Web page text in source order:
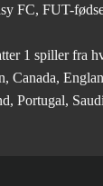
FC, FUT-
1 spiller fra
Canada,
Portugal,